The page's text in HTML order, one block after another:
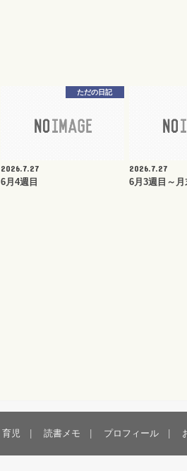
ただの日記
2026.7.27
6月4週目
2026.7.27
6月3週目～月
育児 読書メモ プロフィール